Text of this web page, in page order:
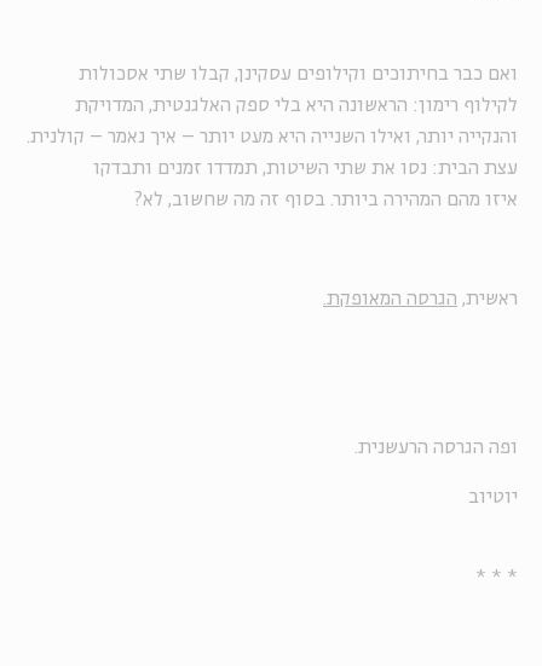
ואם כבר בחיתוכים וקילופים עסקינן, קבלו שתי אסכולות
לקילוף רימון: הראשונה היא בלי ספק האלגנטית, המדויקת
והנקייה יותר, ואילו השנייה היא מעט יותר – איך נאמר – קולנית.
עצת הבית: נסו את שתי השיטות, תמדדו זמנים ותבדקו
איזו מהם המהירה ביותר. בסוף זה מה שחשוב, לא?
ראשית, הגרסה המאופקת.
ופה הגרסה הרעשנית.
יוטיוב
* * *